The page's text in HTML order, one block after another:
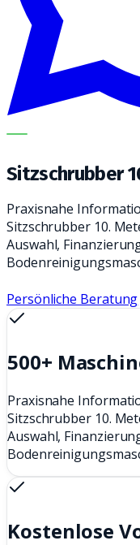
METECH
Sitzschrubber
Praxisnahe
Sitzschrubber 10.
Auswahl,
Persönliche Beratung
500+
Praxisnahe
Sitzschrubber 10.
Auswahl,
Kostenlose